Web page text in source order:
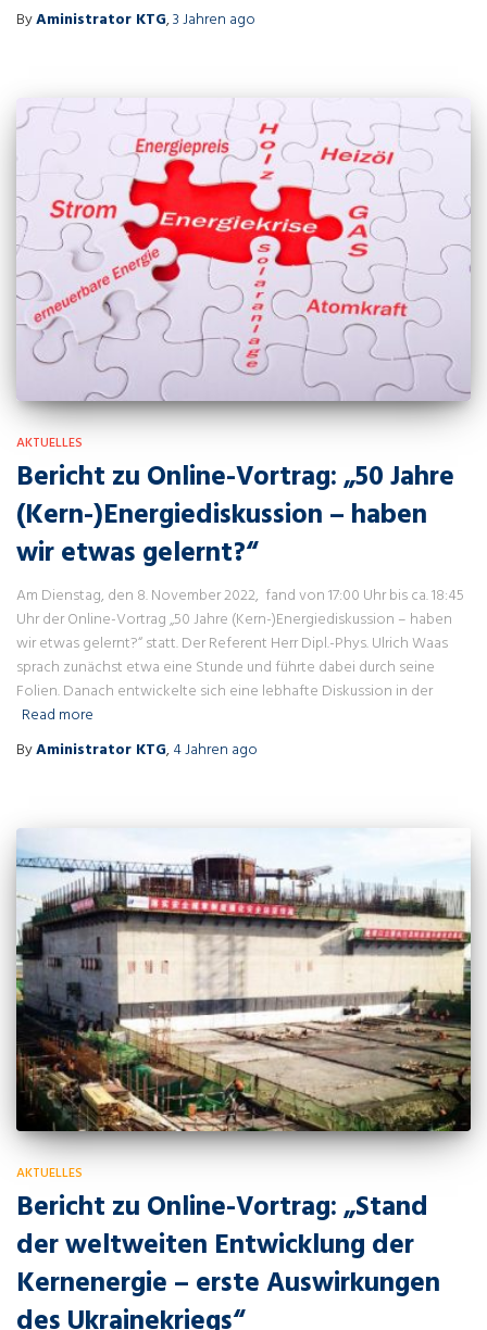
ByAministrator KTG,3 Jahren ago
AKTUELLES
Bericht zu Online-Vortrag: „50 Jahre
(Kern-)Energiediskussion – haben
wir etwas gelernt?“
Am Dienstag, den 8. November 2022, fand von 17:00 Uhr bis ca. 18:45
Uhr der Online-Vortrag „50 Jahre (Kern-)Energiediskussion – haben
wir etwas gelernt?“ statt. Der Referent Herr Dipl.-Phys. Ulrich Waas
sprach zunächst etwa eine Stunde und führte dabei durch seine
Folien. Danach entwickelte sich eine lebhafte Diskussion in der
Read more
ByAministrator KTG,4 Jahren ago
AKTUELLES
Bericht zu Online-Vortrag: „Stand
der weltweiten Entwicklung der
Kernenergie – erste Auswirkungen